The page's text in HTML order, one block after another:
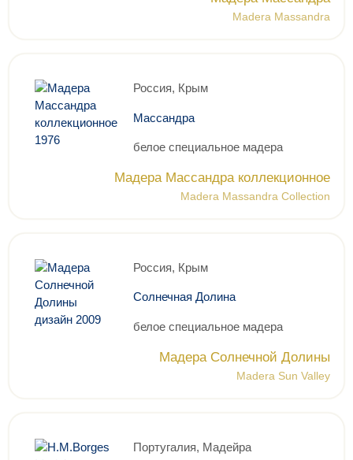
Madera Massandra
Россия, Крым
Массандра
белое специальное мадера
Мадера Массандра коллекционное
Madera Massandra Collection
Россия, Крым
Солнечная Долина
белое специальное мадера
Мадера Солнечной Долины
Madera Sun Valley
Португалия, Мадейра